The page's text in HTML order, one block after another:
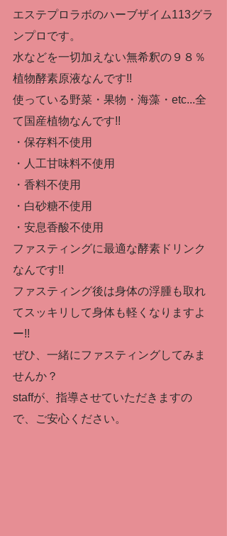
エステプロラボのハーブザイム113グラ
ンプロです。
水などを一切加えない無希釈の９８％
植物酵素原液なんです!!
使っている野菜・果物・海藻・etc...全
て国産植物なんです!!
・保存料不使用
・人工甘味料不使用
・香料不使用
・白砂糖不使用
・安息香酸不使用
ファスティングに最適な酵素ドリンク
なんです!!
ファスティング後は身体の浮腫も取れ
てスッキリして身体も軽くなりますよ
ー!!
ぜひ、一緒にファスティングしてみま
せんか？
staffが、指導させていただきますの
で、ご安心ください。